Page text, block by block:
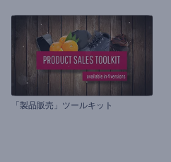
「製品販売」ツールキット